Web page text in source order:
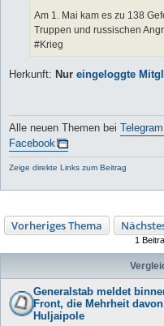
Am 1. Mai kam es zu 138
Truppen und russischen
#Krieg
Herkunft: Nur eingeloggte
Alle neuen Themen bei Telegram
Facebook
Zeige direkte Links zum Beitrag
Vorheriges Thema
1
Generalstab meldet
Front, die Mehrheit
Huljaipole